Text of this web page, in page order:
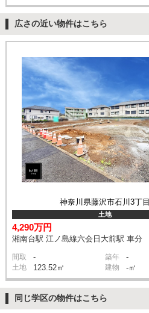
広さの近い物件はこちら
神奈川県藤沢市石川3丁目
土地
4,290万円
湘南台駅 江ノ島線六会日大前駅 車分
間取 - 築年 -
土地 123.52㎡ 建物 -㎡
同じ学区の物件はこちら